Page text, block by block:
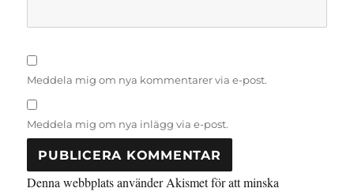
Meddela mig om nya kommentarer via e-post.
Meddela mig om nya inlägg via e-post.
Denna webbplats använder Akismet för att minska